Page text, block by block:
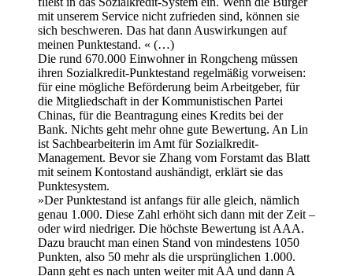
mit unserem Service nicht zufrieden sind, können sie
sich beschweren. Das hat dann Auswirkungen auf
meinen Punktestand. « (…)
Die rund 670.000 Einwohner in Rongcheng müssen
ihren Sozialkredit-Punktestand regelmäßig vorweisen:
für eine mögliche Beförderung beim Arbeitgeber, für
die Mitgliedschaft in der Kommunistischen Partei
Chinas, für die Beantragung eines Kredits bei der
Bank. Nichts geht mehr ohne gute Bewertung. An Lin
ist Sachbearbeiterin im Amt für Sozialkredit-
Management. Bevor sie Zhang vom Forstamt das Blatt
mit seinem Kontostand aushändigt, erklärt sie das
Punktesystem.
»Der Punktestand ist anfangs für alle gleich, nämlich
genau 1.000. Diese Zahl erhöht sich dann mit der Zeit –
oder wird niedriger. Die höchste Bewertung ist AAA.
Dazu braucht man einen Stand von mindestens 1050
Punkten, also 50 mehr als die ursprünglichen 1.000.
Dann geht es nach unten weiter mit AA und dann A